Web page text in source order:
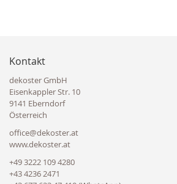
Kontakt
dekoster GmbH
Eisenkappler Str. 10
9141 Eberndorf
Österreich
office@dekoster.at
www.dekoster.at
+49 3222 109 4280
+43 4236 2471